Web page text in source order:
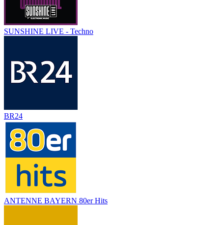
SUNSHINE LIVE - Techno
BR24
ANTENNE BAYERN 80er Hits